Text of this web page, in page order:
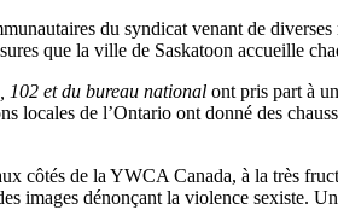
du syndicat venant de
que la ville de Saskatoon accueille
102 et du bureau national ont pris part à
de l’Ontario ont donné des
côtés de la YWCA Canada, à la très
images dénonçant la violence sexiste.